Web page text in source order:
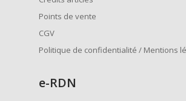
Points de vente
CGV
Politique de confidentialité / Mentions
e-RDN